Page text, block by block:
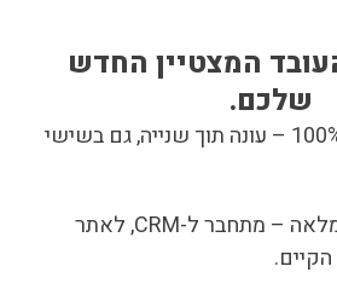
המצטיין החדש
שלכם.
זמינות של 100% – עונה תוך שנייה, גם בשישי
אינטגרציה מלאה – מתחבר ל-CRM, לאתר